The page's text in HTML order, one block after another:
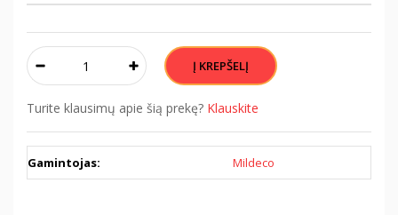
Turite klausimų apie šią prekę? Klauskite
Gamintojas: Mildeco